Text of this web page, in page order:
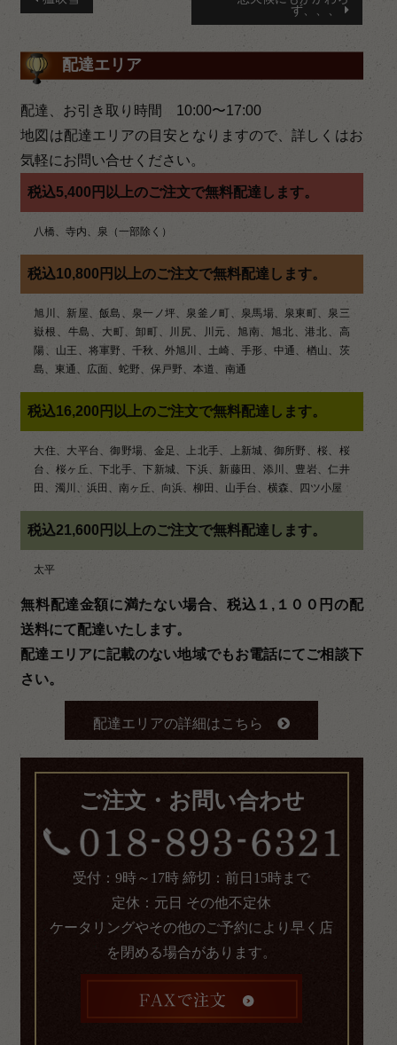
ナ
ビ
ゲ
ー
シ
ョ
ン
ず、、、
配達エリア
配達、お引き取り時間 10:00〜17:00
地図は配達エリアの目安となりますので、詳しくはお
気軽にお問い合せください。
税込5,400円以上のご注文で無料配達します。
八橋、寺内、泉（一部除く）
税込10,800円以上のご注文で無料配達します。
旭川、新屋、飯島、泉一ノ坪、泉釜ノ町、泉馬場、泉東町、泉三
嶽根、牛島、大町、卸町、川尻、川元、旭南、旭北、港北、高
陽、山王、将軍野、千秋、外旭川、土崎、手形、中通、楢山、茨
島、東通、広面、蛇野、保戸野、本道、南通
税込16,200円以上のご注文で無料配達します。
大住、大平台、御野場、金足、上北手、上新城、御所野、桜、桜
台、桜ヶ丘、下北手、下新城、下浜、新藤田、添川、豊岩、仁井
田、濁川、浜田、南ヶ丘、向浜、柳田、山手台、横森、四ツ小屋
税込21,600円以上のご注文で無料配達します。
太平
無料配達金額に満たない場合、税込１,１００円の配
送料にて配達いたします。
配達エリアに記載のない地域でもお電話にてご相談下
さい。
配達エリアの詳細はこちら
ご注文・お問い合わせ
受付：9時～17時 締切：前日15時まで
定休：元日 その他不定休
ケータリングやその他のご予約により早く店
を閉める場合があります。